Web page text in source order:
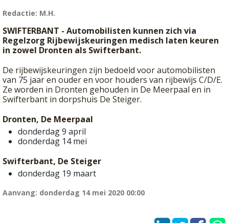
Redactie: M.H.
SWIFTERBANT - Automobilisten kunnen zich via
Regelzorg Rijbewijskeuringen medisch laten keuren
in zowel Dronten als Swifterbant.
De rijbewijskeuringen zijn bedoeld voor automobilisten
van 75 jaar en ouder en voor houders van rijbewijs C/D/E.
Ze worden in Dronten gehouden in De Meerpaal en in
Swifterbant in dorpshuis De Steiger.
Dronten, De Meerpaal
donderdag 9 april
donderdag 14 mei
Swifterbant, De Steiger
donderdag 19 maart
Aanvang: donderdag 14 mei 2020 00:00